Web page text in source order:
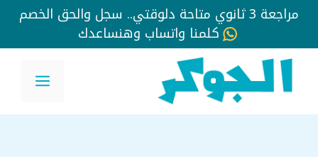
مراجعة 3 ثانوي متاحة دلوقتي.. سجل والحق الخصم
كلمنا واتساب وهنساعدك
انتقل
المحتوى